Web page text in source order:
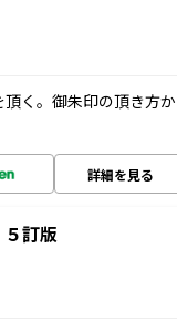
く。御朱印の頂き方か
詳細を見る
訂版